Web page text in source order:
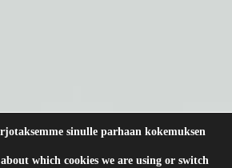
sinulle parhaan kokemuksen
which cookies we are using or switch